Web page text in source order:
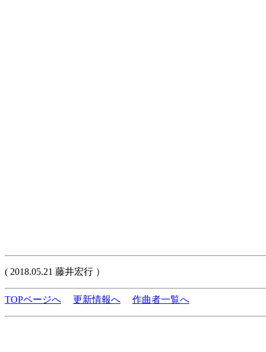
( 2018.05.21 藤井宏行 ）
TOPページへ 更新情報へ 作曲者一覧へ